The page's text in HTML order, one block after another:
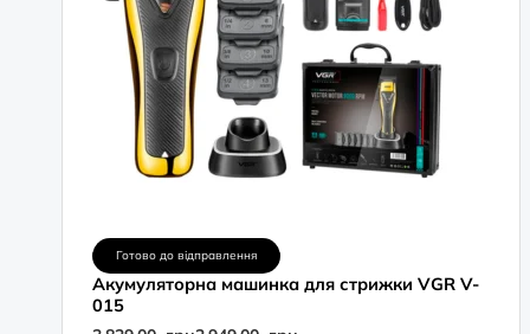
Готово до відправлення
Акумуляторна машинка для стрижки VGR V-
015